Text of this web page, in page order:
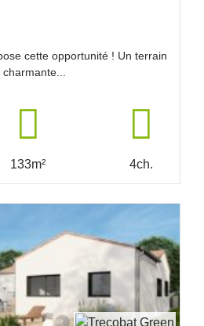
cette opportunité ! Un terrain
charmante...
133m² 4ch.